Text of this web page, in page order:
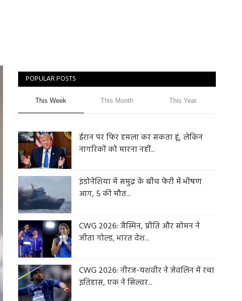
POPULAR POSTS
This Week This Month This Year
ईरान पर फिर हमला कर सकता हूं, लेकिन
नागरिकों को मारना नहीं...
इंडोनेशिया में समुद्र के बीच फेरी में भीषण
आग, 5 की मौत...
CWG 2026: जैस्मिन, प्रीति और सोमन ने
जीता गोल्ड, भारत देश...
CWG 2026: नीरज-यशवीर ने जेवलिन में रचा
इतिहास, एक ने सिल्वर...